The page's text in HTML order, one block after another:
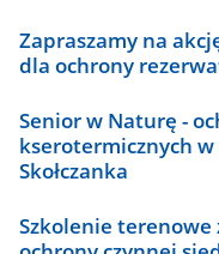
Zapraszamy na
dla ochrony
Senior w Naturę -
kserotermicznych
Skołczanka
Szkolenie